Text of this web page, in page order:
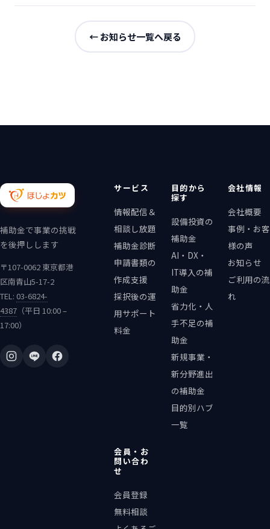
← お知らせ一覧へ戻る
補助金で事業の挑戦
を後押しします
〒107-0062 東京都港
区南青山5-17-2
TEL: 03-6824-
4387 （平日 10:00 –
17:00）
サービス
情報配信＆
相談し放題
補助金診断
申請書類の
作成支援
採択後の運
用サポート
料金
目的から
探す
設備投資の
補助金
AI・DX・
IT導入の補
助金
省力化・人
手不足の補
助金
新規事業・
新分野進出
の補助金
目的別ハブ
一覧
会社情報
会社概要
事例・お客
様の声
お知らせ
ご利用の流
れ
会員・お
問い合わ
せ
会員登録
無料相談